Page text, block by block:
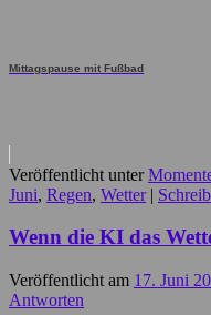
Mittagspause mit Fußbad
Veröffentlicht unter
Juni, Regen, Wetter |
Wenn die KI das
Veröffentlicht am 17. Juni
Antworten